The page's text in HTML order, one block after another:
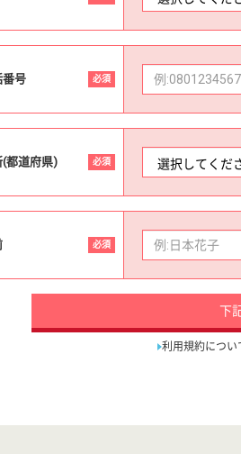
番号 必須
(都道府県) 必須
必須
下
利用規約につい